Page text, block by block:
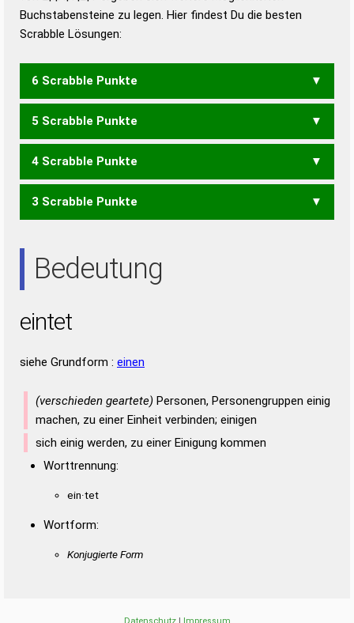
Duden – Deutsches
Buchstabensteine zu legen. Hier findest Du die besten
Scrabble Lösungen:
6 Scrabble Punkte
NIETET
5 Scrabble Punkte
EINET NETTE NIETE
4 Scrabble Punkte
EINE ENTE NETT NIET
3 Scrabble Punkte
Bedeutung
eintet
siehe Grundform : einen
(verschieden geartete) Personen, Personengruppen einig
machen, zu einer Einheit verbinden; einigen
sich einig werden, zu einer Einigung kommen
Worttrennung:
ein·tet
Wortform:
Konjugierte Form
Datenschutz| Impressum